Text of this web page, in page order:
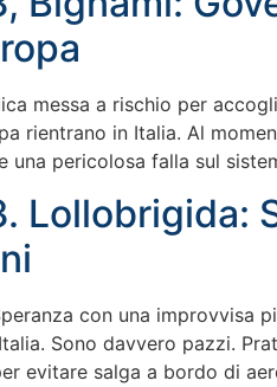
messa a rischio per
rientrano in Italia. Al
una pericolosa falla sul
Lollobrigida:
con una improvvisa
Sono davvero pazzi.
evitare salga a bordo di